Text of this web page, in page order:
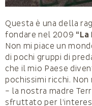
Questa è una della
fondare nel 2009
Non mi piace un
di pochi gruppi di
che il mio Paese
pochissimi ricchi.
– la nostra madre
sfruttato per